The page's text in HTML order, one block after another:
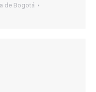
de Bogotá